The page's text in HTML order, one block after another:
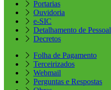
Portarias
Ouvidoria
e-SIC
Detalhamento de Pessoal
Decretos
Folha de Pagamento
Terceirizados
Webmail
Perguntas e Respostas